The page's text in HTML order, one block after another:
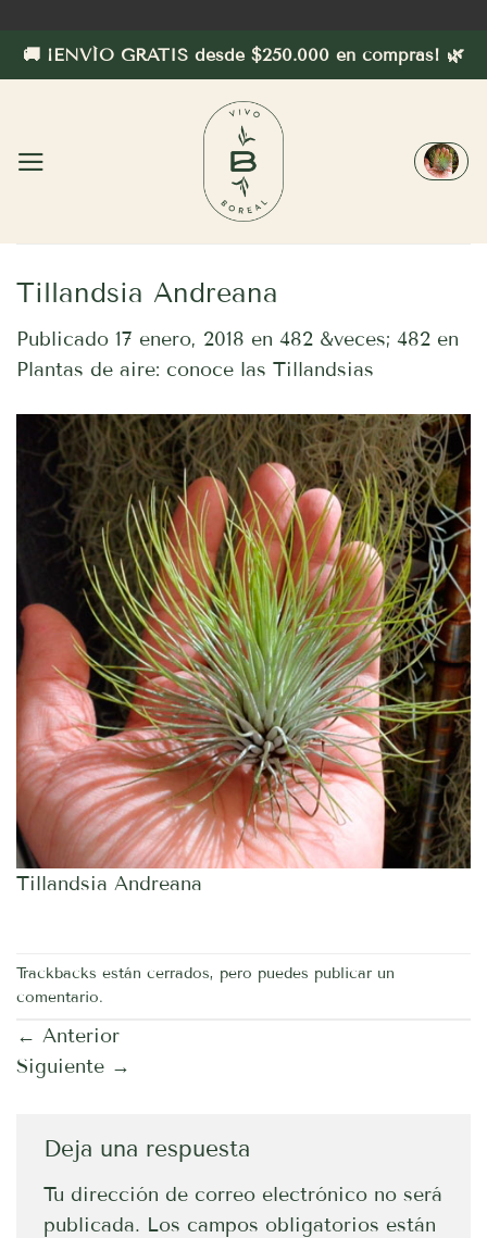
contenido
🚚 ¡ENVÍO GRATIS desde $250.000 en compras! 🌿
Tillandsia Andreana
Publicado 17 enero, 2018 en 482 &veces; 482 en
Plantas de aire: conoce las Tillandsias
Tillandsia Andreana
Trackbacks están cerrados, pero puedes publicar un
comentario.
← Anterior
Siguiente →
Deja una respuesta
Tu dirección de correo electrónico no será
publicada. Los campos obligatorios están